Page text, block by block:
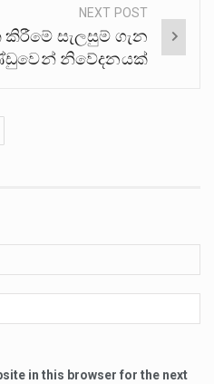
NEXT POST
සැලසුම් ගැන
නිවේදනයක්
in this browser for the next